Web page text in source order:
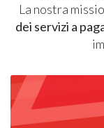
La nostra
dei servizi a